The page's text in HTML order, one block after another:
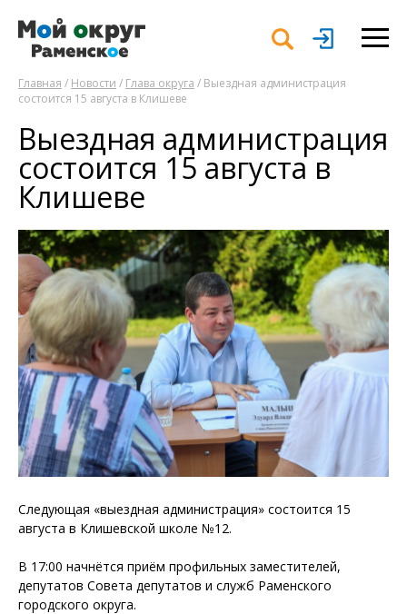
Главная / Новости / Глава округа / Выездная администрация
состоится 15 августа в Клишеве
Выездная администрация
состоится 15 августа в
Клишеве
Следующая «выездная администрация» состоится 15
августа в Клишевской школе №12.
В 17:00 начнётся приём профильных заместителей,
депутатов Совета депутатов и служб Раменского
городского округа.